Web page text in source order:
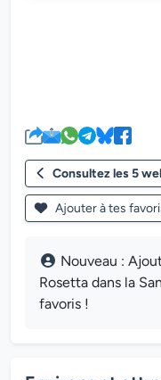
Consultez les 5
Ajouter à tes
Nouveau :
Rosetta dans la
favoris !